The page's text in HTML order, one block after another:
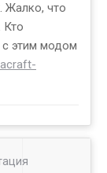
Жалко, что
Кто
этим модом